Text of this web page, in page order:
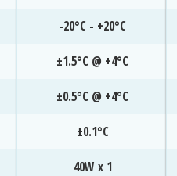
-20°C - +20°C
±1.5°C @ +4°C
±0.5°C @ +4°C
±0.1°C
40W x 1